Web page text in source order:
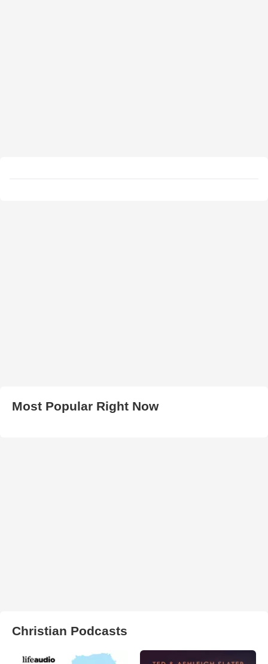
Most Popular Right Now
Christian Podcasts